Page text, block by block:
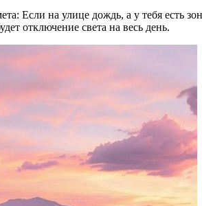
Если на улице дождь, а у тебя есть
отключение света на весь день.